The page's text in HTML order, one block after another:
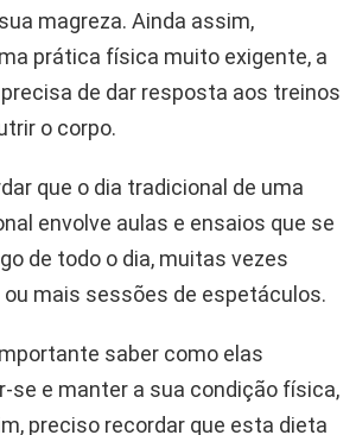
magreza. Ainda assim,
prática física muito exigente, a
de dar resposta aos treinos
o corpo.
que o dia tradicional de uma
envolve aulas e ensaios que se
de todo o dia, muitas vezes
mais sessões de espetáculos.
saber como elas
se e manter a sua condição física,
preciso recordar que esta dieta